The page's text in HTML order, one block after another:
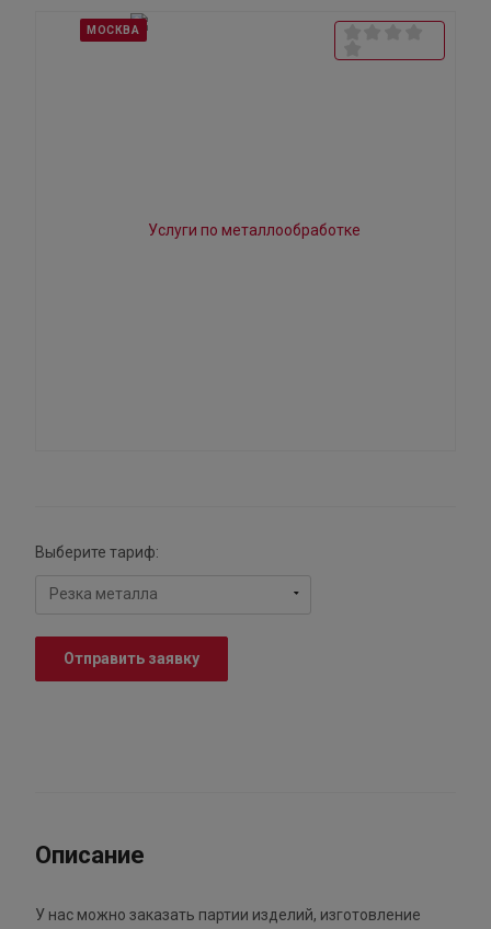
МОСКВА
Выберите тариф:
Отправить заявку
Описание
У нас можно заказать партии изделий, изготовление